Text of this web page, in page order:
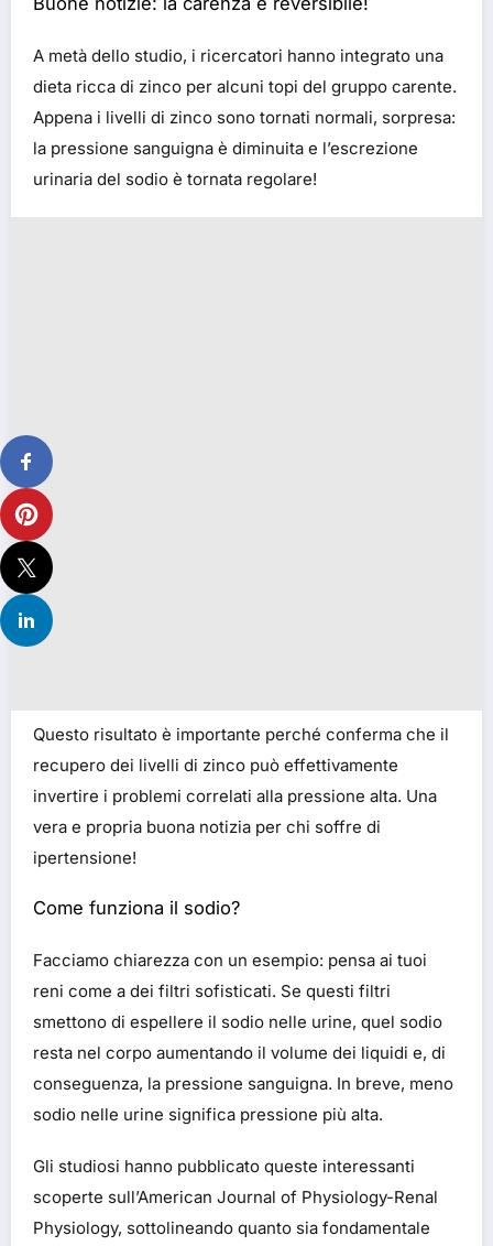
A metà dello studio, i ricercatori hanno integrato una
dieta ricca di zinco per alcuni topi del gruppo carente.
Appena i livelli di zinco sono tornati normali, sorpresa:
la pressione sanguigna è diminuita e l’escrezione
urinaria del sodio è tornata regolare!
Questo risultato è importante perché conferma che il
recupero dei livelli di zinco può effettivamente
invertire i problemi correlati alla pressione alta. Una
vera e propria buona notizia per chi soffre di
ipertensione!
Come funziona il sodio?
Facciamo chiarezza con un esempio: pensa ai tuoi
reni come a dei filtri sofisticati. Se questi filtri
smettono di espellere il sodio nelle urine, quel sodio
resta nel corpo aumentando il volume dei liquidi e, di
conseguenza, la pressione sanguigna. In breve, meno
sodio nelle urine significa pressione più alta.
Gli studiosi hanno pubblicato queste interessanti
scoperte sull’American Journal of Physiology-Renal
Physiology, sottolineando quanto sia fondamentale